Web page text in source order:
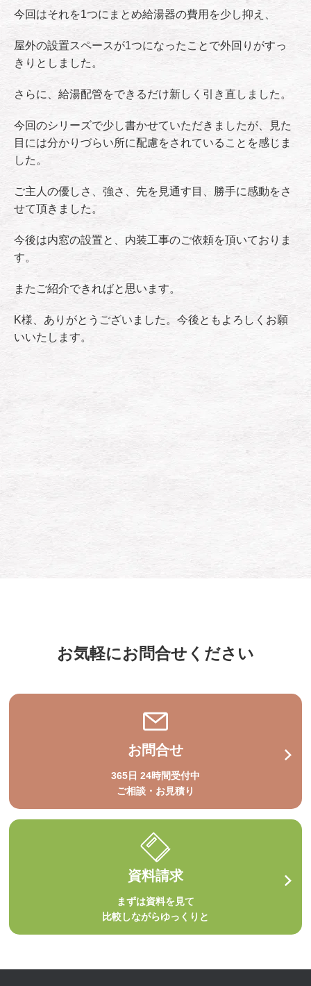
今回はそれを1つにまとめ給湯器の費用を少し抑え、
屋外の設置スペースが1つになったことで外回りがすっ
きりとしました。
さらに、給湯配管をできるだけ新しく引き直しました。
今回のシリーズで少し書かせていただきましたが、見た
目には分かりづらい所に配慮をされていることを感じま
した。
ご主人の優しさ、強さ、先を見通す目、勝手に感動をさ
せて頂きました。
今後は内窓の設置と、内装工事のご依頼を頂いておりま
す。
またご紹介できればと思います。
K様、ありがとうございました。今後ともよろしくお願
いいたします。
お気軽にお問合せください
お問合せ
365日 24時間受付中
ご相談・お見積り
資料請求
まずは資料を見て
比較しながらゆっくりと